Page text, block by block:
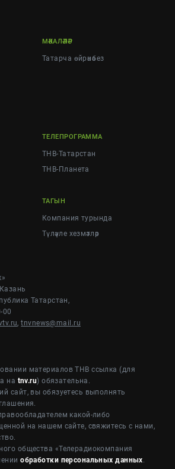
МӘКАЛӘЛӘР
Татарча өйрәнәбез
ТЕЛЕПРОГРАММА
ТНВ-Татарстан
ТНВ-Планета
ТАГЫН
Компания турында
Түләүле хезмәтләр
Татарстан,
00
,tnvnews@mail.ru
материалов ТНВ ссылка (для
на tnv.ru) обязательна.
сайт, вы обязуетесь выполнять
какой-либо
на нашем сайте, свяжитесь с нами,
общества «Телерадиокомпания
обработки персональных данных.